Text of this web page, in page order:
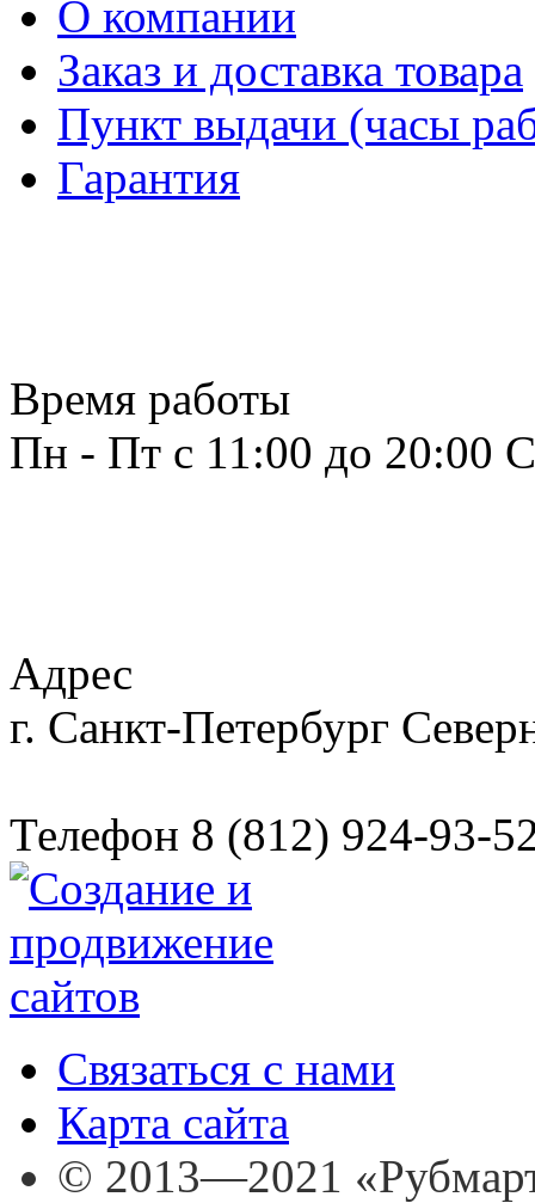
О компании
Заказ и доставка товара
Пункт выдачи (часы
Гарантия
Время работы
Пн - Пт с 11:00 до 20:00
Адрес
г. Санкт-Петербург
Телефон 8 (812) 924-93-
Связаться с нами
Карта сайта
© 2013—2021